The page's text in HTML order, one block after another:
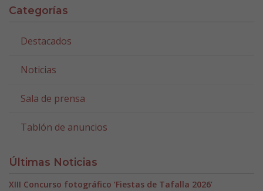
Categorías
Destacados
Noticias
Sala de prensa
Tablón de anuncios
Últimas Noticias
XIII Concurso fotográfico ‘Fiestas de Tafalla 2026’